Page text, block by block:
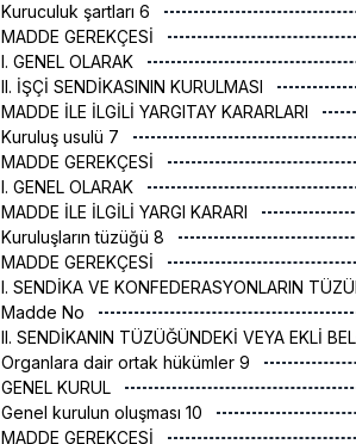
Kuruculuk şartları 6
MADDE GEREKÇESİ
I. GENEL OLARAK
II. İŞÇİ SENDİKASININ KURULMASI
MADDE İLE İLGİLİ YARGITAY KARARLARI
Kuruluş usulü 7
MADDE GEREKÇESİ
I. GENEL OLARAK
MADDE İLE İLGİLİ YARGI KARARI
Kuruluşların tüzüğü 8
MADDE GEREKÇESİ
I. SENDİKA VE KONFEDERASYONLARIN
Madde No
II. SENDİKANIN TÜZÜĞÜNDEKİ VEYA EKLİ
Organlara dair ortak hükümler 9
GENEL KURUL
Genel kurulun oluşması 10
MADDE GEREKÇESİ